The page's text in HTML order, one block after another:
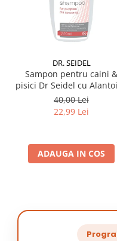
DR. SEIDEL
Sampon pentru caini &
pisici Dr Seidel cu
220 ml
40,00 Lei
22,99 Lei
ADAUGA IN COS